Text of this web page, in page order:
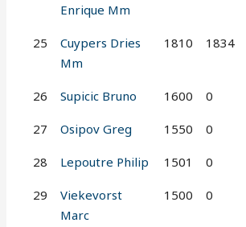
Enrique Mm
25
Cuypers Dries
Mm
1810 1834
26 Supicic Bruno 1600 0
27 Osipov Greg 1550 0
28 Lepoutre Philip 1501 0
29
Viekevorst
Marc
1500 0